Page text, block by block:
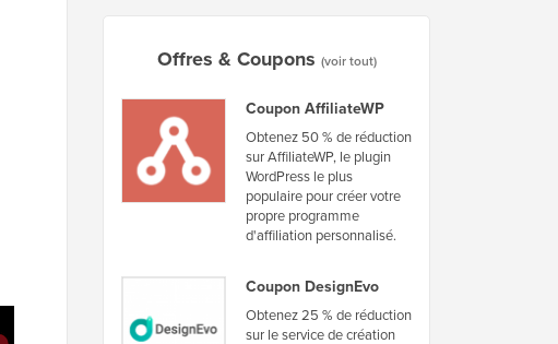
Offres & Coupons (voir tout)
Coupon AffiliateWP
Obtenez 50 % de réduction
sur AffiliateWP, le plugin
WordPress le plus
populaire pour créer votre
propre programme
d'affiliation personnalisé.
Coupon DesignEvo
Obtenez 25 % de réduction
sur le service de création